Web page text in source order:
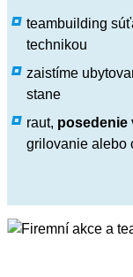
teambuilding
technikou
zaistíme
stane
raut, posedenie
grilovanie alebo